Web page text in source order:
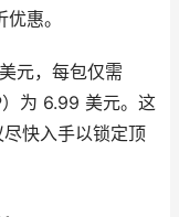
惠。
元，每包仅需
为 6.99 美元。这
快入手以锁定顶